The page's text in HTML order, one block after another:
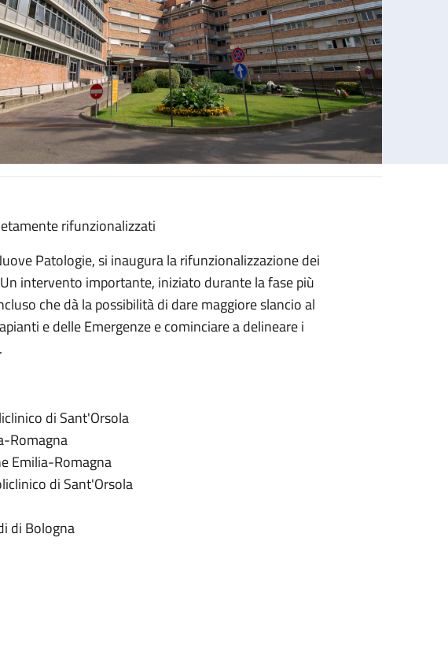
rifunzionalizzati
Patologie, si inaugura la rifunzionalizzazione dei
intervento importante, iniziato durante la fase più
che dà la possibilità di dare maggiore slancio al
e delle Emergenze e cominciare a delineare i
di Sant'Orsola
Romagna
Emilia-Romagna
di Sant'Orsola
di Bologna